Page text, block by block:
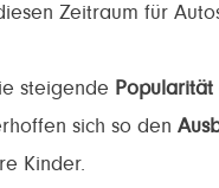
Zeitraum für
steigende Popularität
sich so den
Kinder.